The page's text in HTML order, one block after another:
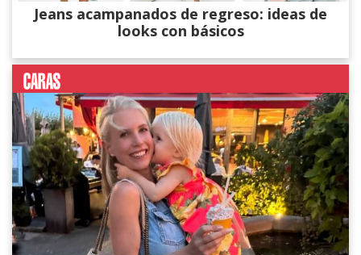
Jeans acampanados de regreso: ideas de
looks con básicos